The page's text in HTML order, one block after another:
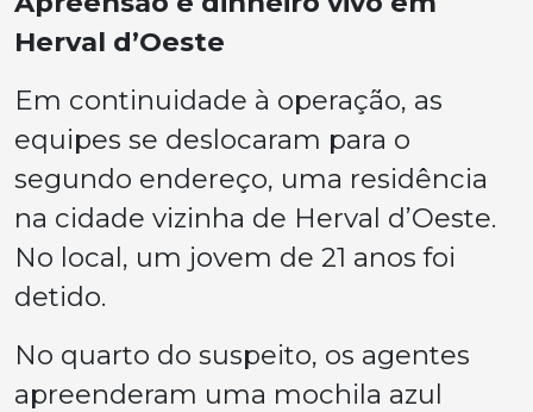
Herval d’Oeste
Em continuidade à operação, as
equipes se deslocaram para o
segundo endereço, uma residência
na cidade vizinha de Herval d’Oeste.
No local, um jovem de 21 anos foi
detido.
No quarto do suspeito, os agentes
apreenderam uma mochila azul